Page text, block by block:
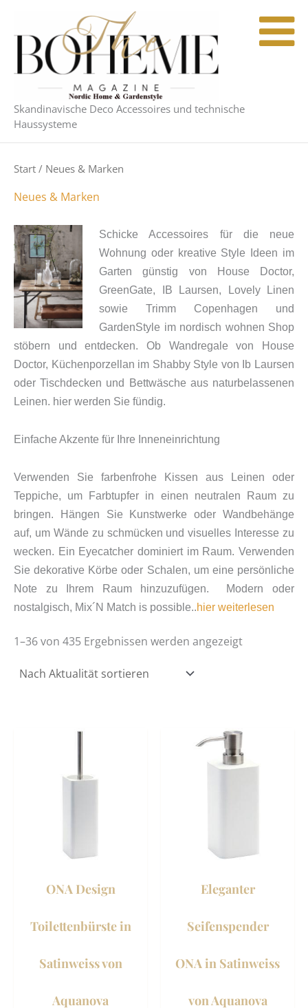
springen
Skandinavische Deco Accessoires und technische
Haussysteme
Start / Neues & Marken
Neues & Marken
Schicke Accessoires für die neue
Wohnung oder kreative Style Ideen im
Garten günstig von House Doctor,
GreenGate, IB Laursen, Lovely Linen
sowie Trimm Copenhagen und
GardenStyle im nordisch wohnen Shop
stöbern und entdecken. Ob Wandregale von House
Doctor, Küchenporzellan im Shabby Style von Ib Laursen
oder Tischdecken und Bettwäsche aus naturbelassenen
Leinen. hier werden Sie fündig.
Einfache Akzente für Ihre Inneneinrichtung
Verwenden Sie farbenfrohe Kissen aus Leinen oder
Teppiche, um Farbtupfer in einen neutralen Raum zu
bringen. Hängen Sie Kunstwerke oder Wandbehänge
auf, um Wände zu schmücken und visuelles Interesse zu
wecken. Ein Eyecatcher dominiert im Raum. Verwenden
Sie dekorative Körbe oder Schalen, um eine persönliche
Note zu Ihrem Raum hinzuzufügen. Modern oder
nostalgisch, Mix´N Match is possible..hier weiterlesen
1–36 von 435 Ergebnissen werden angezeigt
Aktualität
sortiert
ONA Design
Toilettenbürste in
Satinweiss von
Aquanova
Eleganter
Seifenspender
ONA in Satinweiss
von Aquanova